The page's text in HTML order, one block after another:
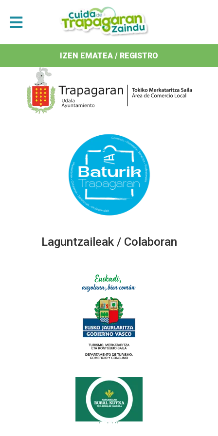
Antolatzaileak / Organizan
Laguntzaileak / Colaboran
IZEN EMATEA / REGISTRO